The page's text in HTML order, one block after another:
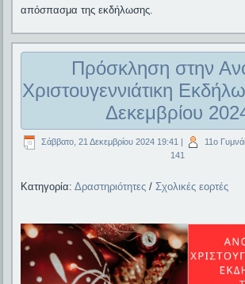
απόσπασμα της εκδήλωσης.
Πρόσκληση στην
Χριστουγεννιάτικη
Δεκεμβρίου
Σάββατο, 21 Δεκεμβρίου 2024 19:41 | 11ο
141
Κατηγορία:Δραστηριότητες /Σχολικές εορτές